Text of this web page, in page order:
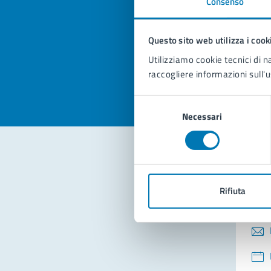
Questo sito web utilizza i
Utilizziamo cookie tecnici di
raccogliere informazioni
consenso
Necessari
Rifiuta